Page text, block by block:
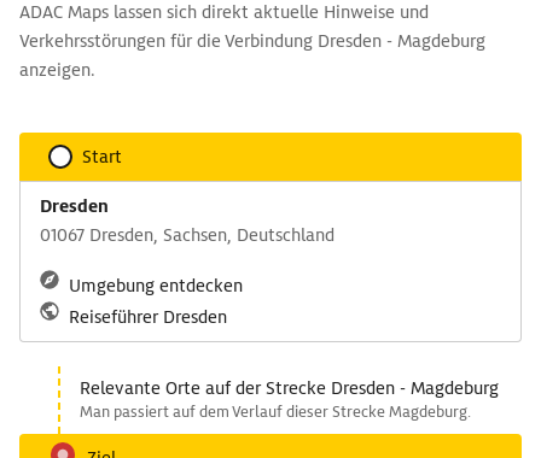
ADAC Maps lassen sich direkt aktuelle Hinweise und
Verkehrsstörungen für die Verbindung Dresden - Magdeburg
anzeigen.
Start
Dresden
01067 Dresden, Sachsen, Deutschland
Umgebung entdecken
Reiseführer Dresden
Relevante Orte auf der Strecke Dresden - Magdeburg
Man passiert auf dem Verlauf dieser Strecke Magdeburg.